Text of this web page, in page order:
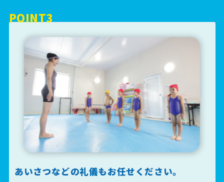
POINT3
あいさつなどの礼儀もお任せください。